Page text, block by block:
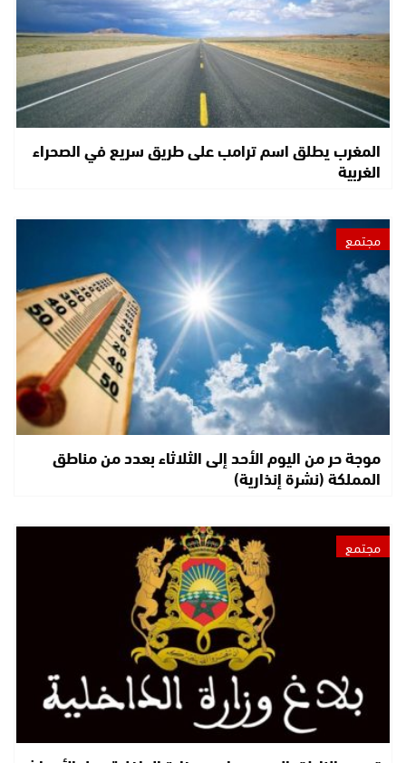
المغرب يطلق اسم ترامب على طريق سريع في الصحراء
الغربية
مجتمع
موجة حر من اليوم الأحد إلى الثلاثاء بعدد من مناطق
المملكة (نشرة إنذارية)
مجتمع